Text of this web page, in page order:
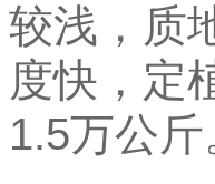
较浅，质
度快，定
1.5万公斤